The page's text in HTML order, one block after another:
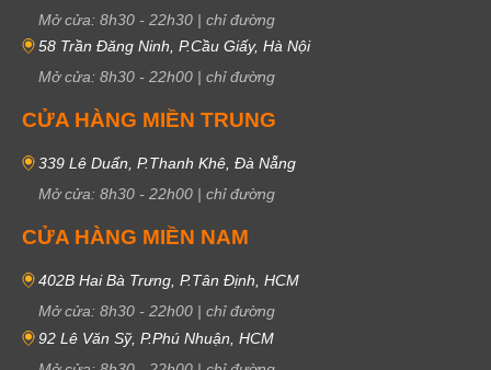
Mở cửa: 8h30 - 22h30 | chỉ đường
58 Trần Đăng Ninh, P.Cầu Giấy, Hà Nội
Mở cửa: 8h30 - 22h00 | chỉ đường
CỬA HÀNG MIỀN TRUNG
339 Lê Duẩn, P.Thanh Khê, Đà Nẵng
Mở cửa: 8h30 - 22h00 | chỉ đường
CỬA HÀNG MIỀN NAM
402B Hai Bà Trưng, P.Tân Định, HCM
Mở cửa: 8h30 - 22h00 | chỉ đường
92 Lê Văn Sỹ, P.Phú Nhuận, HCM